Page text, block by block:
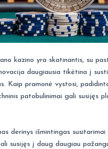
kazino yra skatinantis, su
daugiausia tikėtina į
Kaip pramonė vystosi,
patobulinimai gali susijęs
derinys išmintingas
susijęs į daug daugiau